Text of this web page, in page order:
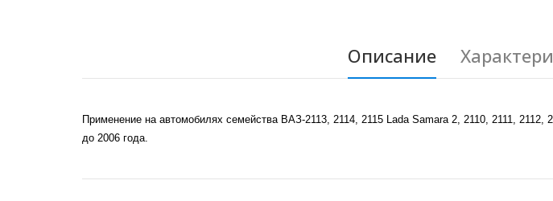
Описание
Применение на автомобилях семейства ВАЗ-2113, 2114, 2115 Lada Samara 2, 2110, 2111,
до 2006 года.